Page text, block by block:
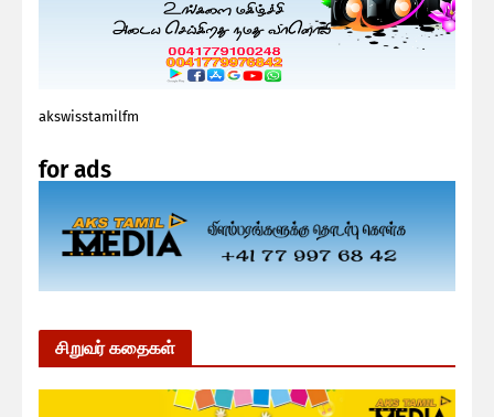
akswisstamilfm
for ads
சிறுவர் கதைகள்